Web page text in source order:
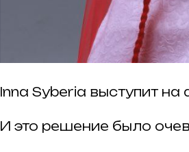
Inna Syberia выступит
И это решение было